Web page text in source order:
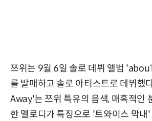
쯔위는 9월 6일 솔로 데뷔 앨범
를 발매하고 솔로 아티스트로 데뷔했
Away'는 쯔위 특유의 음색, 매혹적인
한 멜로디가 특징으로 '트와이스 막내'